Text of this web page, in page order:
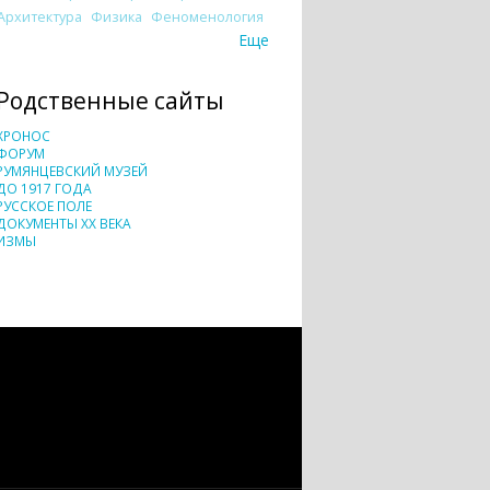
Физика Феноменология
Еще
сайты
МУЗЕЙ
1917 ГОДА
ПОЛЕ
XX ВЕКА